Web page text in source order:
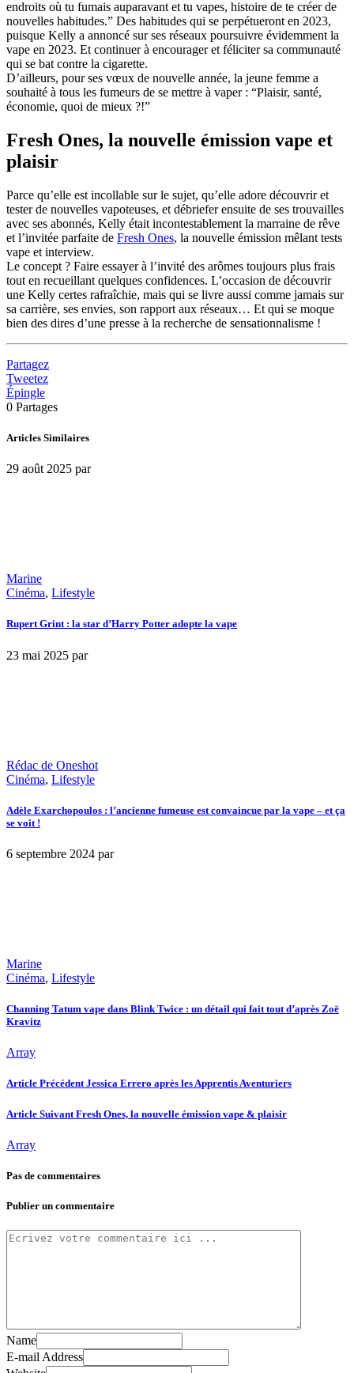
endroits où tu fumais auparavant et tu vapes, histoire de te créer de
nouvelles habitudes.” Des habitudes qui se perpétueront en 2023,
puisque Kelly a annoncé sur ses réseaux poursuivre évidemment la
vape en 2023. Et continuer à encourager et féliciter sa communauté
qui se bat contre la cigarette.
D’ailleurs, pour ses vœux de nouvelle année, la jeune femme a
souhaité à tous les fumeurs de se mettre à vaper : “Plaisir, santé,
économie, quoi de mieux ?!”
Fresh Ones, la nouvelle émission vape et
plaisir
Parce qu’elle est incollable sur le sujet, qu’elle adore découvrir et
tester de nouvelles vapoteuses, et débriefer ensuite de ses trouvailles
avec ses abonnés, Kelly était incontestablement la marraine de rêve
et l’invitée parfaite de Fresh Ones, la nouvelle émission mêlant tests
vape et interview.
Le concept ? Faire essayer à l’invité des arômes toujours plus frais
tout en recueillant quelques confidences. L’occasion de découvrir
une Kelly certes rafraîchie, mais qui se livre aussi comme jamais sur
sa carrière, ses envies, son rapport aux réseaux… Et qui se moque
bien des dires d’une presse à la recherche de sensationnalisme !
Partagez
Tweetez
Épingle
0 Partages
Articles Similaires
29 août 2025 par
Marine
Cinéma, Lifestyle
Rupert Grint : la star d’Harry Potter adopte la vape
23 mai 2025 par
Rédac de Oneshot
Cinéma, Lifestyle
Adèle Exarchopoulos : l’ancienne fumeuse est convaincue par la vape – et ça
se voit !
6 septembre 2024 par
Marine
Cinéma, Lifestyle
Channing Tatum vape dans Blink Twice : un détail qui fait tout d’après Zoë
Kravitz
Array
Article PrécédentJessica Errero après les Apprentis Aventuriers
Article Suivant Fresh Ones, la nouvelle émission vape & plaisir
Array
Pas de commentaires
Publier un commentaire
Name
E-mail Address